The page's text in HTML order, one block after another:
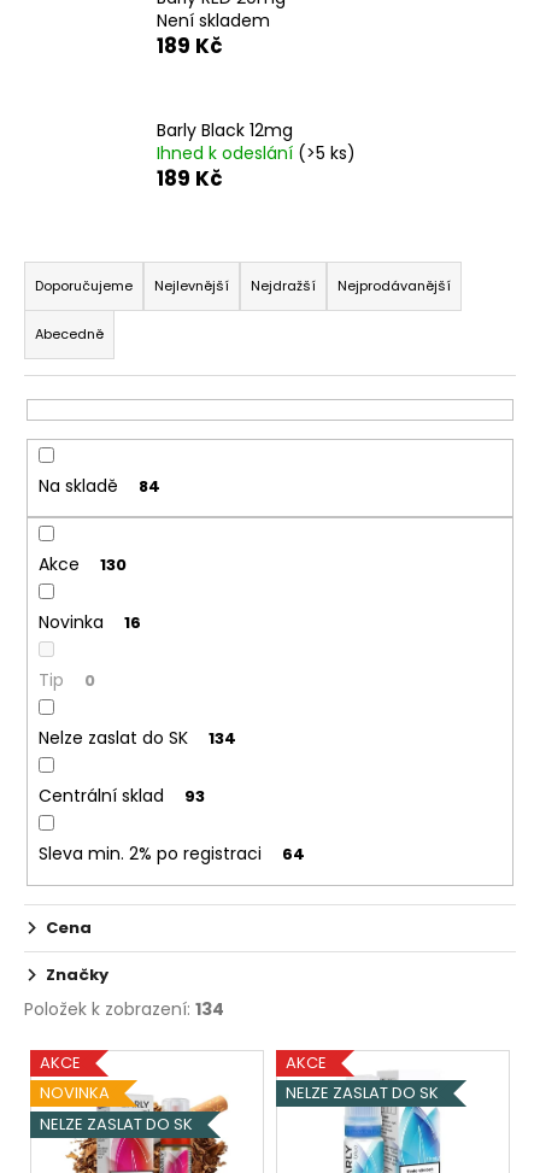
Není skladem
189 Kč
Barly Black 12mg
Ihned k odeslání (>5 ks)
189 Kč
Ř
a
z
e
n
í
p
o
d
u
k
ů
Doporučujeme Nejlevnější Nejdražší Nejprodávanější
Abecedně
Na skladě 84
Akce 130
Novinka 16
Tip 0
Nelze zaslat do SK 134
Centrální sklad 93
Sleva min. 2% po registraci 64
Cena
Značky
Položek k zobrazení: 134
V
ý
p
i
AKCE
NOVINKA
NELZE ZASLAT DO SK
AKCE
NELZE ZASLAT DO SK
HLEDAT
D
o
p
o
u
u
m
ELF
BAR
600
20MG
PEACH
MANGO
(ANANAS
S
BROSKVÍ
MANGEM)
139
Kč